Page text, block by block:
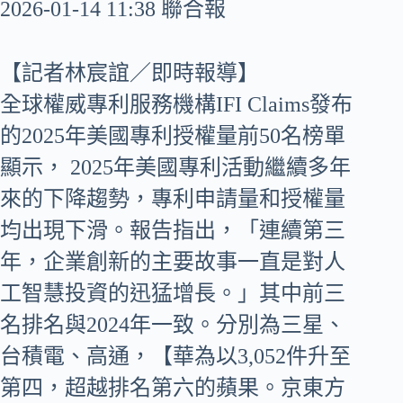
2026-01-14 11:38 聯合報
【記者林宸誼／即時報導】
全球權威專利服務機構IFI Claims發布
的2025年美國專利授權量前50名榜單
顯示， 2025年美國專利活動繼續多年
來的下降趨勢，專利申請量和授權量
均出現下滑。報告指出，「連續第三
年，企業創新的主要故事一直是對人
工智慧投資的迅猛增長。」其中前三
名排名與2024年一致。分別為三星、
台積電、高通，【華為以3,052件升至
第四，超越排名第六的蘋果。京東方